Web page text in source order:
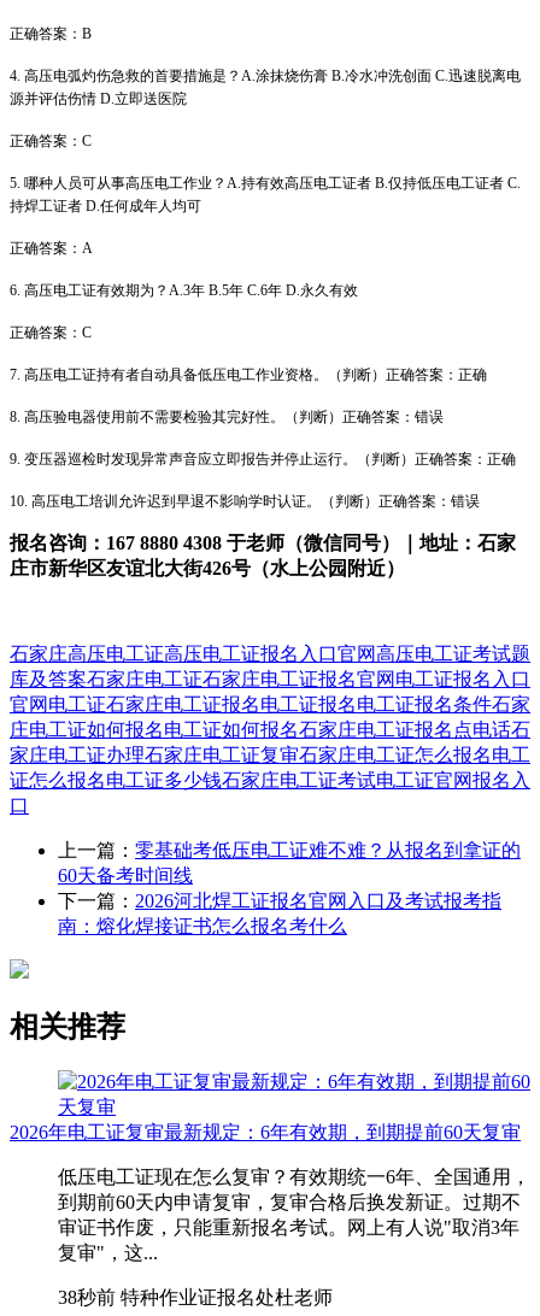
正确答案：B
4. 高压电弧灼伤急救的首要措施是？A.涂抹烧伤膏 B.冷水冲洗创面 C.迅速脱离电
源并评估伤情 D.立即送医院
正确答案：C
5. 哪种人员可从事高压电工作业？A.持有效高压电工证者 B.仅持低压电工证者 C.
持焊工证者 D.任何成年人均可
正确答案：A
6. 高压电工证有效期为？A.3年 B.5年 C.6年 D.永久有效
正确答案：C
7. 高压电工证持有者自动具备低压电工作业资格。（判断）正确答案：正确
8. 高压验电器使用前不需要检验其完好性。（判断）正确答案：错误
9. 变压器巡检时发现异常声音应立即报告并停止运行。（判断）正确答案：正确
10. 高压电工培训允许迟到早退不影响学时认证。（判断）正确答案：错误
报名咨询：167 8880 4308 于老师（微信同号）｜地址：石家
庄市新华区友谊北大街426号（水上公园附近）
石家庄高压电工证高压电工证报名入口官网高压电工证考试题
库及答案石家庄电工证石家庄电工证报名官网 电工证报名入口
官网 电工证石家庄电工证报名电工证报名电工证报名条件石家
庄电工证如何报名电工证如何报名石家庄电工证报名点电话石
家庄电工证办理石家庄电工证复审石家庄电工证怎么报名电工
证怎么报名电工证多少钱石家庄电工证考试电工证官网报名入
口
上一篇： 零基础考低压电工证难不难？从报名到拿证的
60天备考时间线
下一篇： 2026河北焊工证报名官网入口及考试报考指
南：熔化焊接证书怎么报名考什么
相关推荐
2026年电工证复审最新规定：6年有效期，到期提前60天复审
低压电工证现在怎么复审？有效期统一6年、全国通用，
到期前60天内申请复审，复审合格后换发新证。过期不
审证书作废，只能重新报名考试。网上有人说"取消3年
复审"，这...
38秒前 特种作业证报名处杜老师